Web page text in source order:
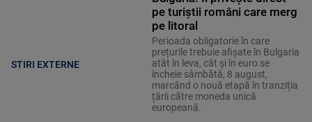
STIRI EXTERNE
pe turiștii români care merg
pe litoral
Perioada obligatorie în care
prețurile trebuie afișate în Bulgaria
atât în leva, cât și în euro se
încheie sâmbătă, 8 august,
marcând o nouă etapă în tranziția
țării către moneda unică
europeană.